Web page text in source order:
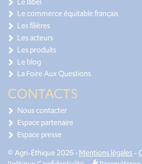
Le commerce équitable français
Les filières
Les acteurs
Les produits
Le blog
La Foire Aux Questions
CONTACTS
Nous contacter
Espace partenaire
Espace presse
© Agri-Éthique 2026 •Mentions légales-